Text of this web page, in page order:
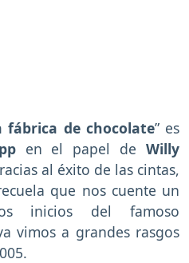
fábrica de chocolate” es
en el papel de Willy
al éxito de las cintas,
que nos cuente un
inicios del famoso
vimos a grandes rasgos